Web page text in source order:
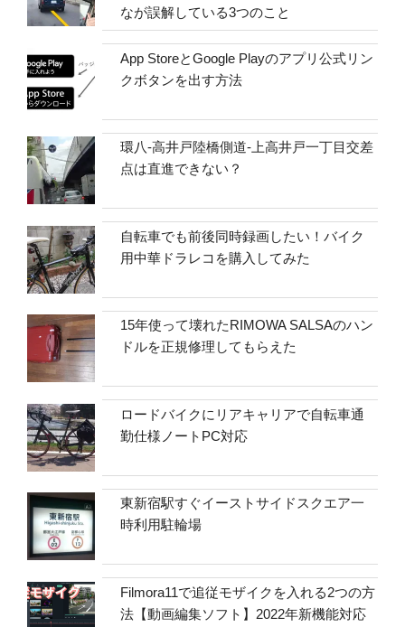
なが誤解している3つのこと
App StoreとGoogle Playのアプリ公式リン
クボタンを出す方法
環八-高井戸陸橋側道-上高井戸一丁目交差
点は直進できない？
自転車でも前後同時録画したい！バイク
用中華ドラレコを購入してみた
15年使って壊れたRIMOWA SALSAのハン
ドルを正規修理してもらえた
ロードバイクにリアキャリアで自転車通
勤仕様ノートPC対応
東新宿駅すぐイーストサイドスクエア一
時利用駐輪場
Filmora11で追従モザイクを入れる2つの方
法【動画編集ソフト】2022年新機能対応